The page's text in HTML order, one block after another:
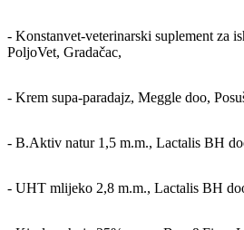
- Konstanvet-veterinarski suplement za
PoljoVet, Gradačac,
- Krem supa-paradajz, Meggle doo,
- B.Aktiv natur 1,5 m.m., Lactalis BH
- UHT mlijeko 2,8 m.m., Lactalis BH